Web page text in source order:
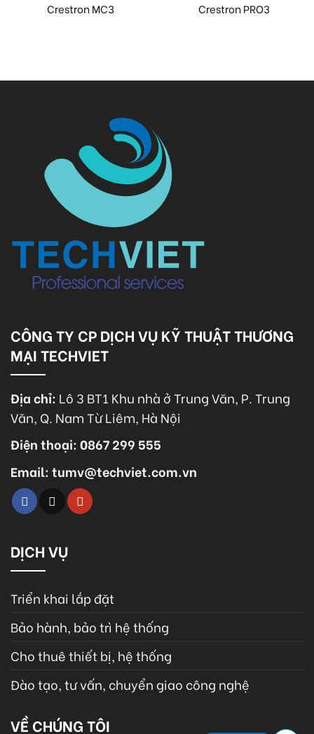
Crestron MC3 Crestron PRO3
CÔNG TY CP DỊCH VỤ KỸ THUẬT THƯƠNG
MẠI TECHVIET
Địa chỉ: Lô 3 BT1 Khu nhà ở Trung Văn, P. Trung
Văn, Q. Nam Từ Liêm, Hà Nội
Điện thoại: 0867 299 555
Email: tumv@techviet.com.vn
DỊCH VỤ
Triển khai lắp đặt
Bảo hành, bảo trì hệ thống
Cho thuê thiết bị, hệ thống
Đào tạo, tư vấn, chuyển giao công nghệ
VỀ CHÚNG TÔI